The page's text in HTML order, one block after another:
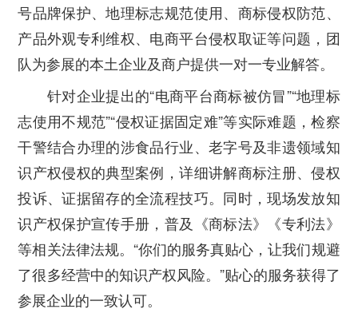
号品牌保护、地理标志规范使用、商标侵权防范、
产品外观专利维权、电商平台侵权取证等问题，团
队为参展的本土企业及商户提供一对一专业解答。
针对企业提出的“电商平台商标被仿冒”“地理标
志使用不规范”“侵权证据固定难”等实际难题，检察
干警结合办理的涉食品行业、老字号及非遗领域知
识产权侵权的典型案例，详细讲解商标注册、侵权
投诉、证据留存的全流程技巧。同时，现场发放知
识产权保护宣传手册，普及《商标法》《专利法》
等相关法律法规。“你们的服务真贴心，让我们规避
了很多经营中的知识产权风险。”贴心的服务获得了
参展企业的一致认可。